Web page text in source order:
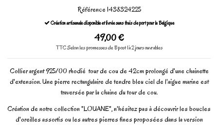
Référence1438324225
Création artisanale disponible et livrée sans frais de port pour la Belgique
49,00 €
TTCSelon les promesses de Bpost 1à 2 jours ouvrables
Collier argent 925/00 rhodié tour de cou de 42cm prolongé d'une chainette
d'extension. Une pierre rectangulaire de tendre bleu ciel de l'aigue marine est
traversée par la chaine du tour de cou.
Création de notre collection "LOUANE", n'hésitez pas à découvrir les boucles
d'oreilles assortis ou les autres pierres fines proposées dans la version